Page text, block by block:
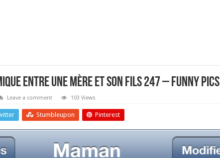
Entre Une Mère Et Son Fils 247 – Funny Pics
Leave a comment 103 Views
Stumbleupon Pinterest